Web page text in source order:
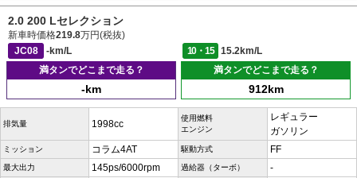
2.0 200 Lセレクション
新車時価格219.8万円(税抜)
JC08
-km/L 10・15
15.2km/L
満タンでどこまで走る？
-km
満タンでどこまで走る？
912km
排気量 1998cc
使用燃料
エンジン
レギュラー
ガソリン
ミッション コラム4AT 駆動方式 FF
最大出力 145ps/6000rpm 過給器（ターボ） -